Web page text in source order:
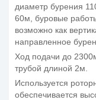
диаметр бурения
60м, буровые
возможно как
направленное
Ход подачи до
трубой длиной 2м.
Используется
обеспечивается